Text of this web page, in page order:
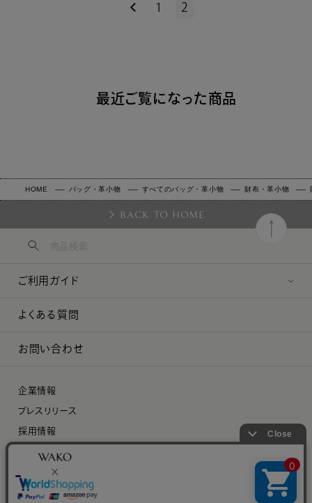
1 2
最近ご覧になった商品
HOME バッグ・革小物 すべてのバッグ・革小物 財布・革小物
BACK TO HOME
ご利用ガイド
よくある質問
お問い合わせ
企業情報
プレスリリース
採用情報
特定商取引に関する法律に基づく表示
プライバシーポリシー